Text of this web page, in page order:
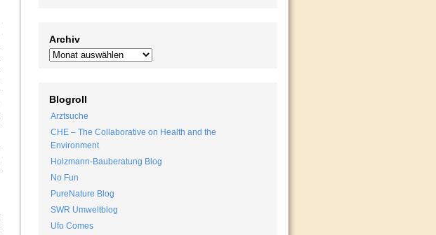
Archiv
Blogroll
Arztsuche
CHE – The Collaborative on Health and the
Environment
Holzmann-Bauberatung Blog
No Fun
PureNature Blog
SWR Umweltblog
Ufo Comes